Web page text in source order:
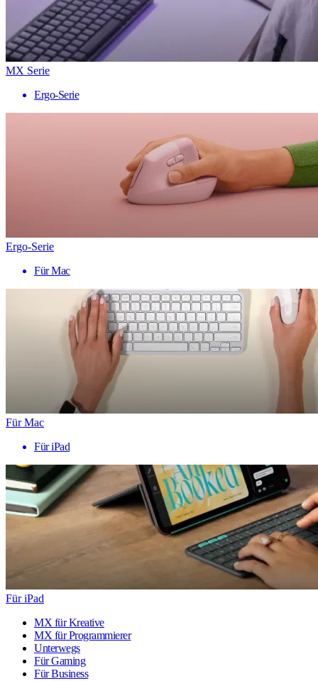
MX Serie
Ergo-Serie
Ergo-Serie
Für Mac
Für Mac
Für iPad
Für iPad
MX für Kreative
MX für Programmierer
Unterwegs
Für Gaming
Für Business